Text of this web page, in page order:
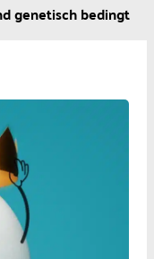
genetisch bedingt